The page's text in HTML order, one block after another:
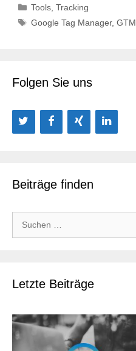
Kategorien
Tools,Tracking
Schlagwörter
Google Tag Manager,GTM
Folgen Sie uns
Beiträge finden
Suchen
Letzte Beiträge